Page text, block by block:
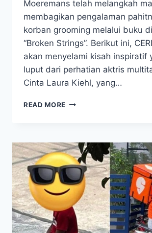
Moeremans telah melangkah
membagikan pengalaman
korban grooming melalui buku
“Broken Strings”. Berikut ini,
akan menyelami kisah inspiratif
luput dari perhatian aktris
Cinta Laura Kiehl, yang…
READ MORE CINTA
BERANI
BONGKAR
TRAUMA
YANG
MENYAKITKAN